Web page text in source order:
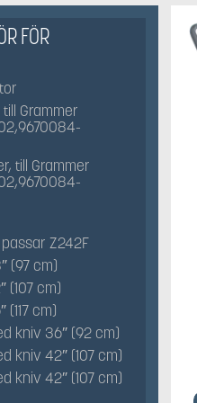
FÖR
Grammer
till Grammer
Z242F
(97 cm)
(107 cm)
cm)
kniv 36″ (92 cm)
kniv 42″ (107 cm)
kniv 42″ (107 cm)